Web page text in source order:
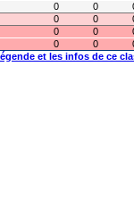
0 0
0 0
0 0
0 0
et les infos de ce